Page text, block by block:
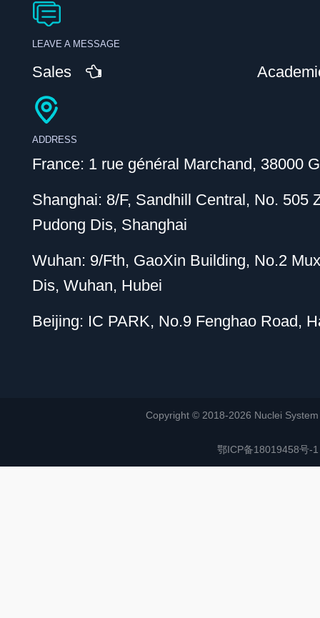
LEAVE A MESSAGE
Sales
ADDRESS
France: 1 rue général Marchand, 38000
Shanghai: 8/F, Sandhill Central, No. 505
Pudong Dis, Shanghai
Wuhan: 9/Fth, GaoXin Building, No.2
Dis, Wuhan, Hubei
Beijing: IC PARK, No.9 Fenghao Road,
Copyright © 2018-2026 Nuclei
鄂ICP备18019458号-1